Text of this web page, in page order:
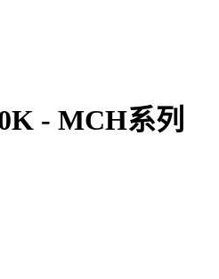
- MCH系列